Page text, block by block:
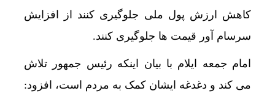
کاهش ارزش پول ملی جلوگیری کنند از افزایش
سرسام آور قیمت ها جلوگیری کنند.
امام جمعه ایلام با بیان اینکه رئیس جمهور تلاش
می کند و دغدغه ایشان کمک به مردم است، افزود: